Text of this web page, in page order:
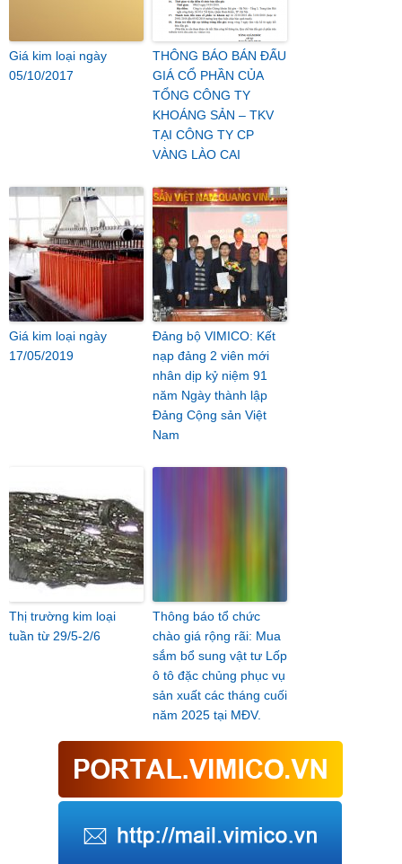
Giá kim loại ngày
05/10/2017
THÔNG BÁO BÁN ĐẤU
GIÁ CỔ PHẦN CỦA
TỔNG CÔNG TY
KHOÁNG SẢN – TKV
TẠI CÔNG TY CP
VÀNG LÀO CAI
Giá kim loại ngày
17/05/2019
Đảng bộ VIMICO: Kết
nạp đảng 2 viên mới
nhân dịp kỷ niệm 91
năm Ngày thành lập
Đảng Cộng sản Việt
Nam
Thị trường kim loại
tuần từ 29/5-2/6
Thông báo tổ chức
chào giá rộng rãi: Mua
sắm bổ sung vật tư Lốp
ô tô đặc chủng phục vụ
sản xuất các tháng cuối
năm 2025 tại MĐV.